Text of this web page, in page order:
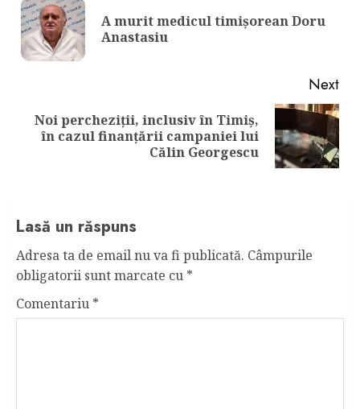
ReadingA murit medicul timișorean Doru
Anastasiu
Next
Next
Noi percheziții, inclusiv în Timiș,
în cazul finanțării campaniei lui
Călin Georgescu
Lasă un răspuns
Adresa ta de email nu va fi publicată. Câmpurile
obligatorii sunt marcate cu *
Comentariu *